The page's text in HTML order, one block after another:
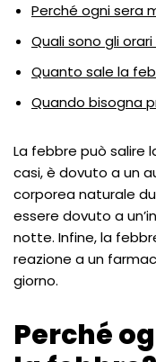
Perché ogni sera
Quali sono gli
Quanto sale la
Quando bisogna
La febbre può salire
casi, è dovuto a un
corporea naturale
essere dovuto a
notte. Infine, la
reazione a un
giorno.
Perché